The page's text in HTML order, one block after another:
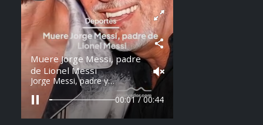
Muere Jorge Messi, padre
de Lionel Messi
Jorge Messi, padre y
representante de Lionel
Messi, falleció a los 68 años
en Argentina. Fue una figura
clave en la carrera del astro
00:03 / 00:44